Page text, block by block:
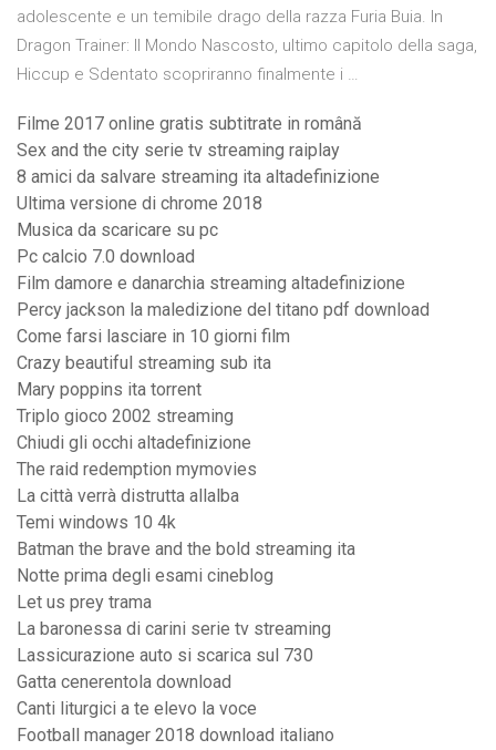
adolescente e un temibile drago della razza Furia Buia. In
Dragon Trainer: Il Mondo Nascosto, ultimo capitolo della saga,
Hiccup e Sdentato scopriranno finalmente i …
Filme 2017 online gratis subtitrate in română
Sex and the city serie tv streaming raiplay
8 amici da salvare streaming ita altadefinizione
Ultima versione di chrome 2018
Musica da scaricare su pc
Pc calcio 7.0 download
Film damore e danarchia streaming altadefinizione
Percy jackson la maledizione del titano pdf download
Come farsi lasciare in 10 giorni film
Crazy beautiful streaming sub ita
Mary poppins ita torrent
Triplo gioco 2002 streaming
Chiudi gli occhi altadefinizione
The raid redemption mymovies
La città verrà distrutta allalba
Temi windows 10 4k
Batman the brave and the bold streaming ita
Notte prima degli esami cineblog
Let us prey trama
La baronessa di carini serie tv streaming
Lassicurazione auto si scarica sul 730
Gatta cenerentola download
Canti liturgici a te elevo la voce
Football manager 2018 download italiano